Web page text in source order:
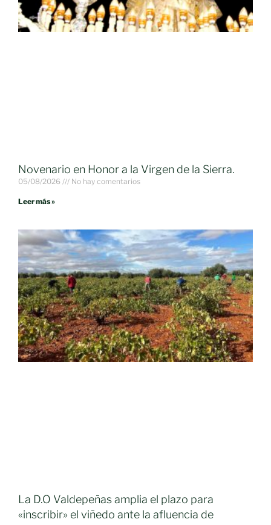
Novenario en Honor a la Virgen de la Sierra.
05/08/2026 No hay comentarios
Leer más »
La D.O Valdepeñas amplia el plazo para
«inscribir» el viñedo ante la afluencia de